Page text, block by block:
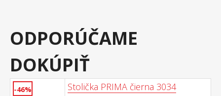
ODPORÚČAME
DOKÚPIŤ
-46% Stolička PRIMA čierna 3034